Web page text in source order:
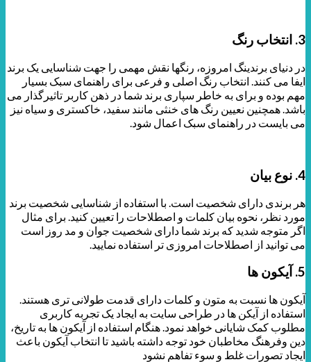
3. انتخاب رنگ
در دنیای برندینگ امروزه، رنگها نقش مهمی را جهت شناسایی یک برند
ایفا می کنند. انتخاب رنگ اصلی و فرعی برای راهنمای سبک بسیار
مهم بوده و برای به خاطر سپاری برند شما در ذهن کاربر تاثیرگذار می
باشد. همچنین نعیین رنگ های خنثی مانند سفید، خاکستری و سیاه نیز
می بایست در راهنمای سبک اعمال شود.
4. نوع بیان
هر برندی دارای شخصیت است. با استفاده از شناسایی شخصیت برند
مورد نظر، نحوه بیان کلمات و اصطلاحات را تعیین کنید. برای مثال
اگر متوجه شدید که برند شما دارای شخصیت جوان و مد روز است
می توانید از اصطلاحات امروزی تر استفاده نمایید.
5. آیکون ها
آیکون ها نسبت به متون و کلمات دارای قدمت طولانی تری هستند.
استفاده از آیکن ها در طراحی سایت به ایجاد یک تجربه کاربری
مطلوب کمک شایانی خواهد نمود. هنگام استفاده از آیکون ها به تاریخ،
دین وفرهنگ مخاطبان خود توجه داشته باشید تا انتخاب آیکون باعث
ایجاد تصورات غلط و سوء تفاهم نشود